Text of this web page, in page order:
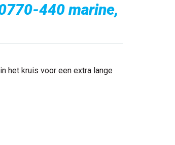
440 marine,
het kruis voor een extra lange